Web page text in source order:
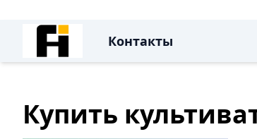
Контакты
Купить